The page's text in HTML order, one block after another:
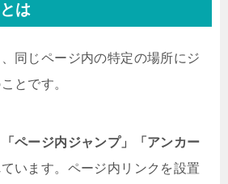
は
同じページ内の特定の場所にジ
とです。
「ページ内ジャンプ」「アンカー
います。ページ内リンクを設置